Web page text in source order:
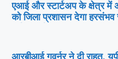
एआई और स्टार्टअप के क्षेत्र में
को जिला प्रशासन देगा
आरबीआई गवर्नर ने दी राहत,